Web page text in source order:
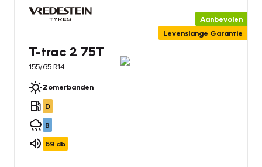
Aanbevolen
Levenslange Garantie
T-trac 2 75T
155/65 R14
Zomerbanden
D
B
69 db